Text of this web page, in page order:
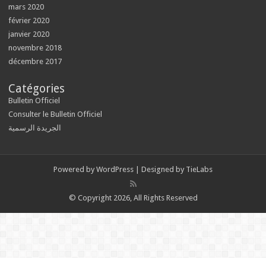
mars 2020
février 2020
janvier 2020
novembre 2018
décembre 2017
Catégories
Bulletin Officiel
Consulter le Bulletin Officiel
الجريدة الرسمية
Powered by WordPress | Designed by TieLabs
© Copyright 2026, All Rights Reserved